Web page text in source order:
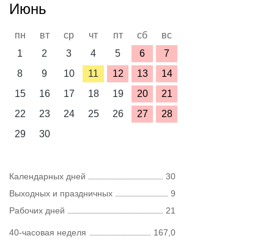
Июнь
пн вт ср чт пт сб
вс
1
2 3 4 5 6
7
8
9 10 11 12 13
14
15
16 17 18 19 20
21
22
23 24 25 26 27
28
29
30
Календарных дней
30
Выходных и праздничных
9
Рабочих дней
21
40-часовая неделя
167,0